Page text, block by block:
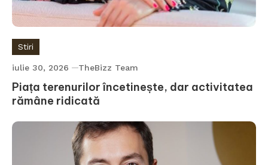
Stiri
iulie 30, 2026 TheBizz Team
Piața terenurilor încetinește, dar activitatea
rămâne ridicată